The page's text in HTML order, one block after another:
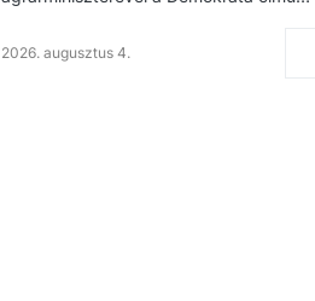
2026. augusztus 4.